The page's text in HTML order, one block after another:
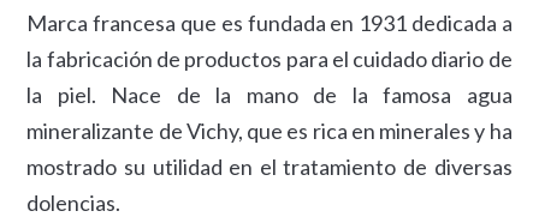
Marca francesa que es fundada en 1931 dedicada a
la fabricación de productos para el cuidado diario de
la piel. Nace de la mano de la famosa agua
mineralizante de Vichy, que es rica en minerales y ha
mostrado su utilidad en el tratamiento de diversas
dolencias.